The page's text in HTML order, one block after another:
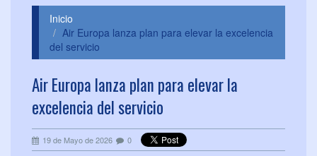
Inicio
Air Europa lanza plan para elevar la excelencia
del servicio
Air Europa lanza plan para elevar la
excelencia del servicio
19 de Mayo de 2026 0